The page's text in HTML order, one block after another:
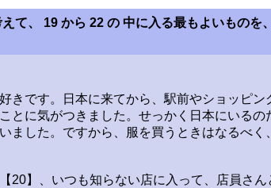
て、 19 から 22 の 中に入る最もよいものを
きです。日本に来てから、駅前やショッピン
とに気がつきました。せっかく日本にいるの
ました。ですから、服を買うときはなるべく
20】、いつも知らない店に入って、店員さ